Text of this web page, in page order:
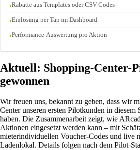
Rabatte aus Templates oder CSV-Codes
Einlösung per Tap im Dashboard
Performance-Auswertung pro Aktion
Aktuell: Shopping-Center-
gewonnen
Wir freuen uns, bekannt zu geben, dass wir
Center unseren ersten Pilotkunden in diesem
haben. Die Zusammenarbeit zeigt, wie
Aktionen eingesetzt werden kann – mit
mieterindividuellen Voucher-Codes und live
Ladenlokal. Details folgen nach dem Pilot-